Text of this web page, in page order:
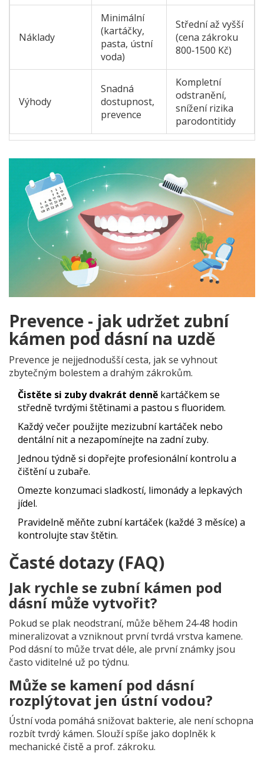
Náklady
Minimální
(kartáčky,
pasta, ústní
voda)
Střední až vyšší
(cena zákroku
800‑1500 Kč)
Výhody
Snadná
dostupnost,
prevence
Kompletní
odstranění,
snížení rizika
parodontitidy
Prevence - jak udržet zubní
kámen pod dásní na uzdě
Prevence je nejjednodušší cesta, jak se vyhnout
zbytečným bolestem a drahým zákrokům.
Čistěte si zuby dvakrát denně kartáčkem se
středně tvrdými štětinami a pastou s fluoridem.
Každý večer použijte mezizubní kartáček nebo
dentální nit a nezapomínejte na zadní zuby.
Jednou týdně si dopřejte profesionální kontrolu a
čištění u zubaře.
Omezte konzumaci sladkostí, limonády a lepkavých
jídel.
Pravidelně měňte zubní kartáček (každé 3 měsíce) a
kontrolujte stav štětin.
Časté dotazy (FAQ)
Jak rychle se zubní kámen pod
dásní může vytvořit?
Pokud se plak neodstraní, může během 24‑48 hodin
mineralizovat a vzniknout první tvrdá vrstva kamene.
Pod dásní to může trvat déle, ale první známky jsou
často viditelné už po týdnu.
Může se kamení pod dásní
rozplýtovat jen ústní vodou?
Ústní voda pomáhá snižovat bakterie, ale není schopna
rozbít tvrdý kámen. Slouží spíše jako doplněk k
mechanické čistě a prof. zákroku.